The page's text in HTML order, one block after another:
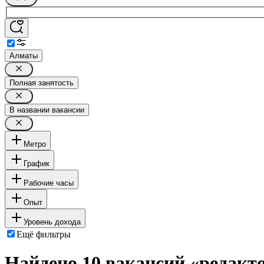
Алматы
Полная занятость
В названии вакансии
Метро
График
Рабочие часы
Опыт
Уровень дохода
Ещё фильтры